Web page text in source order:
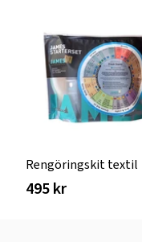
Rengöringskit textil
495 kr